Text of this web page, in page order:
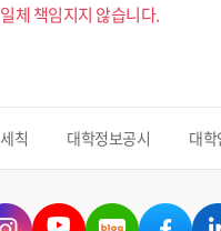
체 책임지지 않습니다.
칙 대학정보공시 대